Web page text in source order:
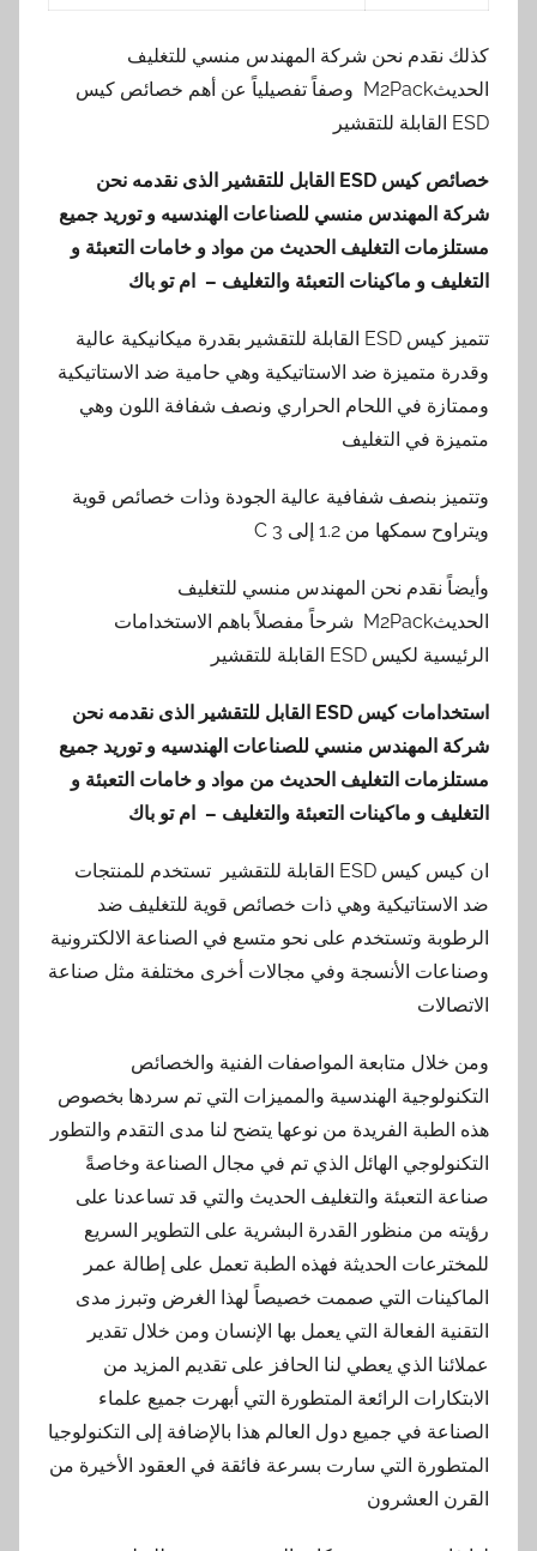
كذلك نقدم نحن شركة المهندس منسي للتغليف
الحديثM2Pack وصفاً تفصيلياً عن أهم خصائص كيس
ESD القابلة للتقشير
خصائص كيس ESD القابل للتقشير الذى نقدمه نحن
شركة المهندس منسي للصناعات الهندسيه و توريد جميع
مستلزمات التغليف الحديث من مواد و خامات التعبئة و
التغليف و ماكينات التعبئة والتغليف – ام تو باك
تتميز كيس ESD القابلة للتقشير بقدرة ميكانيكية عالية
وقدرة متميزة ضد الاستاتيكية وهي حامية ضد الاستاتيكية
وممتازة في اللحام الحراري ونصف شفافة اللون وهي
متميزة في التغليف
وتتميز بنصف شفافية عالية الجودة وذات خصائص قوية
ويتراوح سمكها من 1.2 إلى 3 C
وأيضاً نقدم نحن المهندس منسي للتغليف
الحديثM2Pack شرحاً مفصلاً باهم الاستخدامات
الرئيسية لكيس ESD القابلة للتقشير
استخدامات كيس ESD القابل للتقشير الذى نقدمه نحن
شركة المهندس منسي للصناعات الهندسيه و توريد جميع
مستلزمات التغليف الحديث من مواد و خامات التعبئة و
التغليف و ماكينات التعبئة والتغليف – ام تو باك
ان كيس كيس ESD القابلة للتقشير تستخدم للمنتجات
ضد الاستاتيكية وهي ذات خصائص قوية للتغليف ضد
الرطوبة وتستخدم على نحو متسع في الصناعة الالكترونية
وصناعات الأنسجة وفي مجالات أخرى مختلفة مثل صناعة
الاتصالات
ومن خلال متابعة المواصفات الفنية والخصائص
التكنولوجية الهندسية والمميزات التي تم سردها بخصوص
هذه الطبة الفريدة من نوعها يتضح لنا مدى التقدم والتطور
التكنولوجي الهائل الذي تم في مجال الصناعة وخاصةً
صناعة التعبئة والتغليف الحديث والتي قد تساعدنا على
رؤيته من منظور القدرة البشرية على التطوير السريع
للمخترعات الحديثة فهذه الطبة تعمل على إطالة عمر
الماكينات التي صممت خصيصاً لهذا الغرض وتبرز مدى
التقنية الفعالة التي يعمل بها الإنسان ومن خلال تقدير
عملائنا الذي يعطي لنا الحافز على تقديم المزيد من
الابتكارات الرائعة المتطورة التي أبهرت جميع علماء
الصناعة في جميع دول العالم هذا بالإضافة إلى التكنولوجيا
المتطورة التي سارت بسرعة فائقة في العقود الأخيرة من
القرن العشرون